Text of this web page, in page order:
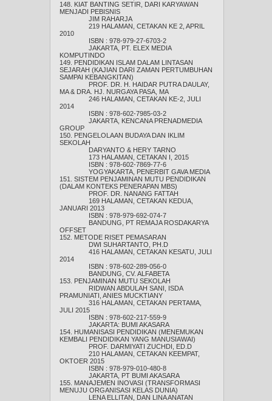
148. KIAT BANTING SETIR, DARI KARYAWAN
MENJADI PEBISNIS
JIM RAHARJA
219 HALAMAN, CETAKAN KE 2, APRIL
2010
ISBN : 978-979-27-6703-2
JAKARTA, PT. ELEX MEDIA
KOMPUTINDO
149. PENDIDIKAN ISLAM DALAM LINTASAN
SEJARAH (KAJIAN DARI ZAMAN PERTUMBUHAN
SAMPAI KEBANGKITAN)
PROF. DR. H. HAIDAR PUTRA DAULAY,
MA & DRA. HJ. NURGAYA PASA, MA
246 HALAMAN, CETAKAN KE-2, JULI
2014
ISBN : 978-602-7985-03-2
JAKARTA, KENCANA PRENADMEDIA
GROUP
150. PENGELOLAAN BUDAYA DAN IKLIM
SEKOLAH
DARYANTO & HERY TARNO
173 HALAMAN, CETAKAN I, 2015
ISBN : 978-602-7869-77-6
YOGYAKARTA, PENERBIT GAVA MEDIA
151. SISTEM PENJAMINAN MUTU PENDIDIKAN
(DALAM KONTEKS PENERAPAN MBS)
PROF. DR. NANANG FATTAH
169 HALAMAN, CETAKAN KEDUA,
JANUARI 2013
ISBN : 978-979-692-074-7
BANDUNG, PT REMAJA ROSDAKARYA
OFFSET
152. METODE RISET PEMASARAN
DWI SUHARTANTO, PH.D
416 HALAMAN, CETAKAN KESATU, JULI
2014
ISBN : 978-602-289-056-0
BANDUNG, CV. ALFABETA
153. PENJAMINAN MUTU SEKOLAH
RIDWAN ABDULAH SANI, ISDA
PRAMUNIATI, ANIES MUCKTIANY
316 HALAMAN, CETAKAN PERTAMA,
JULI 2015
ISBN : 978-602-217-559-9
JAKARTA: BUMI AKASARA
154. HUMANISASI PENDIDIKAN (MENEMUKAN
KEMBALI PENDIDIKAN YANG MANUSIAWAI)
PROF. DARMIYATI ZUCHDI, ED.D
210 HALAMAN, CETAKAN KEEMPAT,
OKTOER 2015
ISBN : 978-979-010-480-8
JAKARTA, PT BUMI AKASARA
155. MANAJEMEN INOVASI (TRANSFORMASI
MENUJU ORGANISASI KELAS DUNIA)
LENA ELLITAN, DAN LINA ANATAN